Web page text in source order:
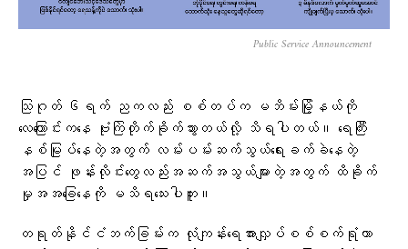
Public Service Announcement
သြဂုတ် ၆ရက် ညကလည်း စစ်တပ်က မဘိမ်းမြို့နယ်ကို
လေကြောင်းကနေ ဗုံးကြဲတိုက်ခိုက်သွားတယ်လို့ သိရပါတယ်။ ရေကြီး
နစ်မြုပ်နေတဲ့အတွက် လမ်းပမ်းဆက်သွယ်ရေးခက်ခဲနေတဲ့
အပြင် ဖုန်းလိုင်းတွေလည်းအဆက်အသွယ်များတဲ့အတွက် ထိခိုက်
မှုအအခြေနေကို မသိရသေးပါဘူး။
တရုတ်နိုင်ငံဘက်ခြမ်းက လုံကျန်းရေအားလျှပ်စစ်စက်ရုံဟာ